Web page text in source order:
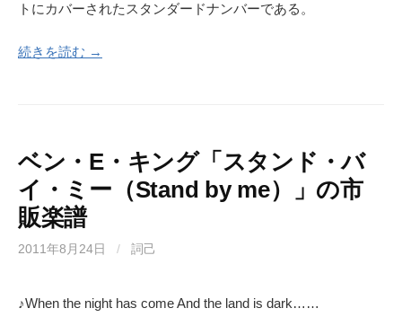
トにカバーされたスタンダードナンバーである。
続きを読む →
ベン・E・キング「スタンド・バ
イ・ミー（Stand by me）」の市
販楽譜
2011年8月24日 / 詞己
♪When the night has come And the land is dark……